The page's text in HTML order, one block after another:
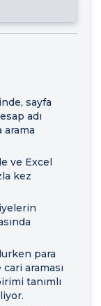
sayfa
adı
arama
ve Excel
kez
para
araması
tanımlı